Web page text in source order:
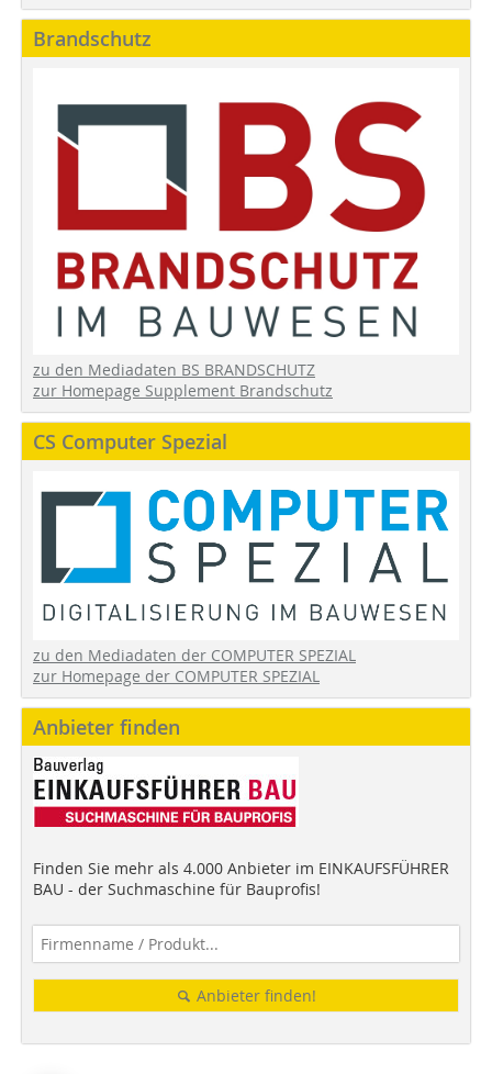
Brandschutz
zu den Mediadaten BS BRANDSCHUTZ
zur Homepage Supplement Brandschutz
CS Computer Spezial
zu den Mediadaten der COMPUTER SPEZIAL
zur Homepage der COMPUTER SPEZIAL
Anbieter finden
Finden Sie mehr als 4.000 Anbieter im EINKAUFSFÜHRER
BAU - der Suchmaschine für Bauprofis!
Anbieter finden!